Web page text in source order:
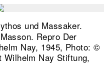
und Massaker.
Repro Der
Nay, 1945, Photo: ©
Nay Stiftung,